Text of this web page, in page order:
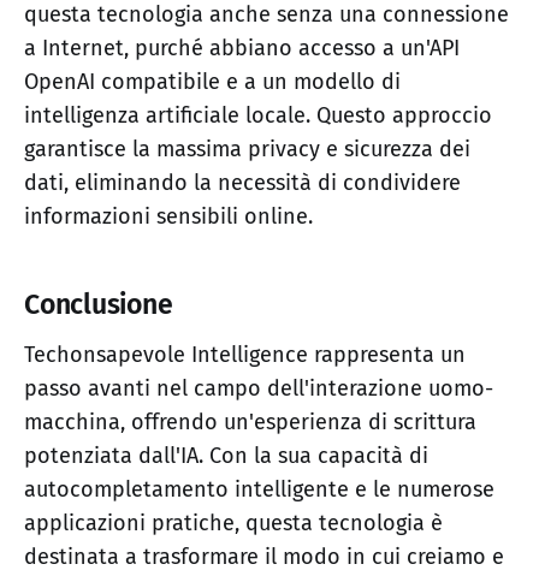
questa tecnologia anche senza una connessione
a Internet, purché abbiano accesso a un'API
OpenAI compatibile e a un modello di
intelligenza artificiale locale. Questo approccio
garantisce la massima privacy e sicurezza dei
dati, eliminando la necessità di condividere
informazioni sensibili online.
Conclusione
Techonsapevole Intelligence rappresenta un
passo avanti nel campo dell'interazione uomo-
macchina, offrendo un'esperienza di scrittura
potenziata dall'IA. Con la sua capacità di
autocompletamento intelligente e le numerose
applicazioni pratiche, questa tecnologia è
destinata a trasformare il modo in cui creiamo e